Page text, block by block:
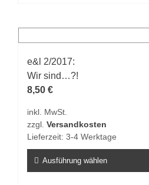
Varianten
auf.
Die
Optionen
auf
der
gewählt
werden
e&l 2/2017:
Wir sind…?!
8,50 €
inkl. MwSt.
zzgl. Versandkosten
Lieferzeit: 3-4 Werktage
Ausführung wählen